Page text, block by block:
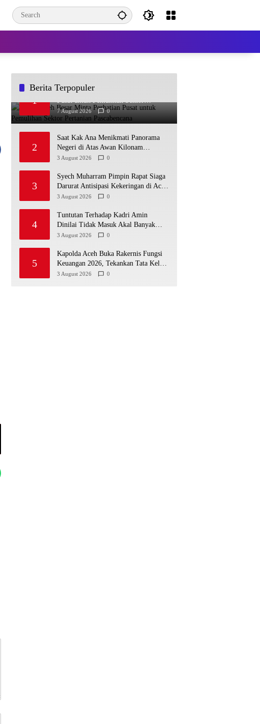
Berita Terpopuler
1
Bupati Aceh Besar Minta Perhatian
Pusat untuk Pemulihan Sektor
Pertanian Pascabencana
7 August 2026 0
2
Saat Kak Ana Menikmati Panorama
Negeri di Atas Awan Kilonam
Geumpang
3 August 2026 0
3
Syech Muharram Pimpin Rapat Siaga
Darurat Antisipasi Kekeringan di Aceh
Besar
3 August 2026 0
4
Tuntutan Terhadap Kadri Amin
Dinilai Tidak Masuk Akal Banyak
Media di Aceh Berpotensi Jadi Korban
3 August 2026 0
5
Kapolda Aceh Buka Rakernis Fungsi
Keuangan 2026, Tekankan Tata Kelola
Anggaran yang Profesional dan
3 August 2026 0